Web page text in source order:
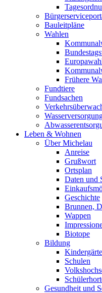
Bauleitpläne
Wahlen
Frühere
Fundtiere
Fundsachen
Leben & Wohnen
Über Michelau
Anreise
Grußwort
Ortsplan
Daten und
Geschichte
Brunnen,
Wappen
Biotope
Bildung
Schulen
Gesundheit und